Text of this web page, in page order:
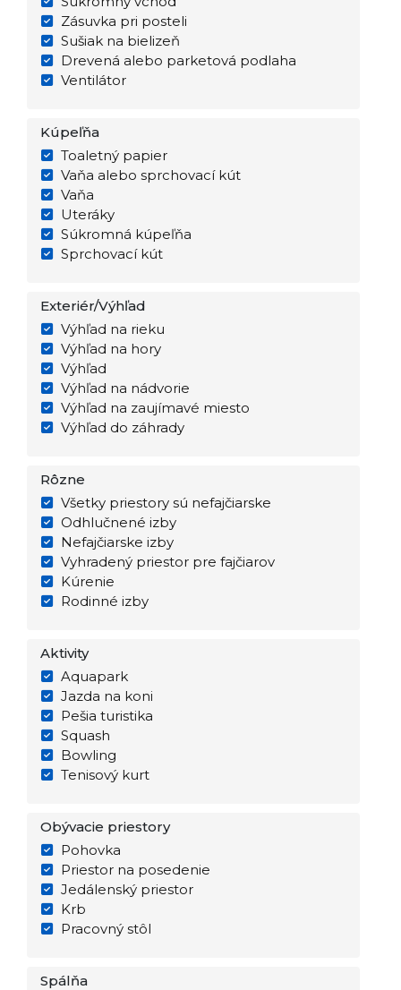
Zásuvka pri posteli
Sušiak na bielizeň
Drevená alebo parketová podlaha
Ventilátor
Kúpeľňa
Toaletný papier
Vaňa alebo sprchovací kút
Vaňa
Uteráky
Súkromná kúpeľňa
Sprchovací kút
Exteriér/Výhľad
Výhľad na rieku
Výhľad na hory
Výhľad
Výhľad na nádvorie
Výhľad na zaujímavé miesto
Výhľad do záhrady
Rôzne
Všetky priestory sú nefajčiarske
Odhlučnené izby
Nefajčiarske izby
Vyhradený priestor pre fajčiarov
Kúrenie
Rodinné izby
Aktivity
Aquapark
Jazda na koni
Pešia turistika
Squash
Bowling
Tenisový kurt
Obývacie priestory
Pohovka
Priestor na posedenie
Jedálenský priestor
Krb
Pracovný stôl
Spálňa